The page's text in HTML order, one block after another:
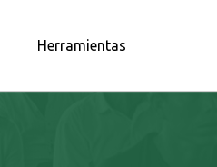
Herramientas